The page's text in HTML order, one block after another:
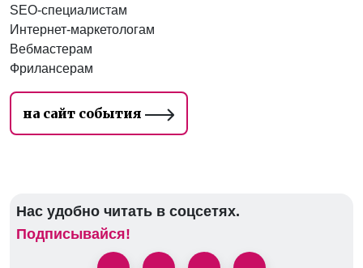
SEO-специалистам
Интернет-маркетологам
Вебмастерам
Фрилансерам
на сайт события
Нас удобно читать в соцсетях.
Подписывайся!